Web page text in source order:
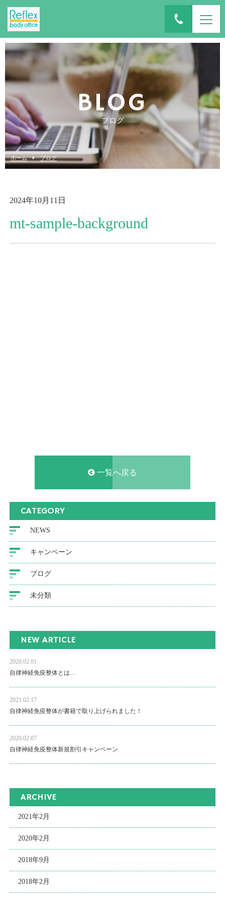
BLOG
ブログ
ホーム ブログ
2024年10月11日
mt-sample-background
一覧へ戻る
CATEGORY
NEWS
キャンペーン
ブログ
未分類
NEW ARTICLE
2020.02.01
自律神経免疫整体とは…
2021.02.17
自律神経免疫整体が書籍で取り上げられました！
2020.02.07
自律神経免疫整体新規割引キャンペーン
ARCHIVE
2021年2月
2020年2月
2018年9月
2018年2月